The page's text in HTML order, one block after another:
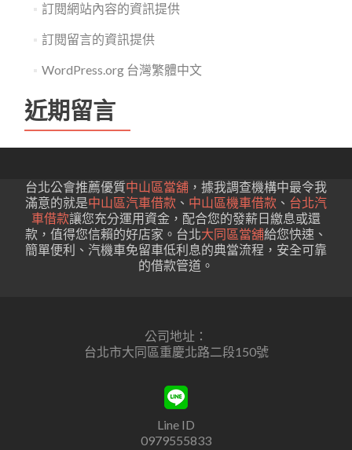
訂閱網站內容的資訊提供
訂閱留言的資訊提供
WordPress.org 台灣繁體中文
近期留言
台北公會推薦優質中山區當舖 ，據我調查機構中最令我
滿意的就是中山區汽車借款 、 中山區機車借款 、 台北汽
車借款讓您充分運用資金，配合您的發薪日繳息或還
款，值得您信賴的好店家。台北大同區當舖給您快速、
簡單便利、汽機車免留車低利息的典當流程，安全可靠
的借款管道。
公司地址：
台北市大同區重慶北路二段150號
Line ID
0979555833